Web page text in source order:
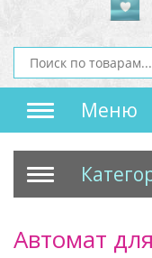
Меню
Автомат